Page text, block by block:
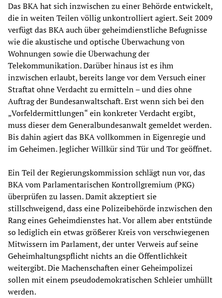
Das BKA hat sich inzwischen zu einer Behörde entwickelt,
die in weiten Teilen völlig unkontrolliert agiert. Seit 2009
verfügt das BKA auch über geheimdienstliche Befugnisse
wie die akustische und optische Überwachung von
Wohnungen sowie die Überwachung der
Telekommunikation. Darüber hinaus ist es ihm
inzwischen erlaubt, bereits lange vor dem Versuch einer
Straftat ohne Verdacht zu ermitteln – und dies ohne
Auftrag der Bundesanwaltschaft. Erst wenn sich bei den
„Vorfeldermittlungen“ ein konkreter Verdacht ergibt,
muss dieser dem Generalbundesanwalt gemeldet werden.
Bis dahin agiert das BKA vollkommen in Eigenregie und
im Geheimen. Jeglicher Willkür sind Tür und Tor geöffnet.
Ein Teil der Regierungskommission schlägt nun vor, das
BKA vom Parlamentarischen Kontrollgremium (PKG)
überprüfen zu lassen. Damit akzeptiert sie
stillschweigend, dass eine Polizeibehörde inzwischen den
Rang eines Geheimdienstes hat. Vor allem aber entstünde
so lediglich ein etwas größerer Kreis von verschwiegenen
Mitwissern im Parlament, der unter Verweis auf seine
Geheimhaltungspflicht nichts an die Öffentlichkeit
weitergibt. Die Machenschaften einer Geheimpolizei
sollen mit einem pseudodemokratischen Schleier umhüllt
werden.